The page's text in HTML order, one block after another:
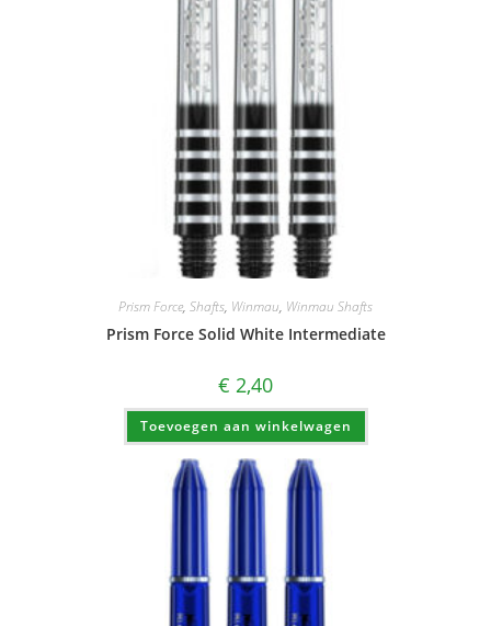
Prism Force, Shafts, Winmau, Winmau Shafts
Prism Force Solid White Intermediate
€ 2,40
Toevoegen aan winkelwagen